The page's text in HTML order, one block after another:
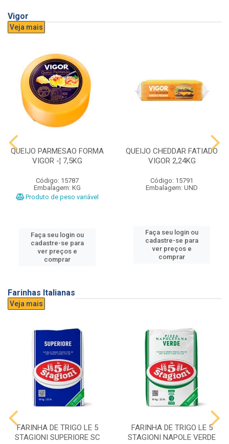
Vigor
Veja mais
QUEIJO PARMESAO FORMA
VIGOR -¦ 7,5KG
Código: 15787
Embalagem: KG
Produto de peso variável
Faça seu login ou
cadastre-se para
ver preços e
comprar
QUEIJO CHEDDAR FATIADO
VIGOR 2,24KG
Código: 15791
Embalagem: UND
Faça seu login ou
cadastre-se para
ver preços e
comprar
Farinhas Italianas
Veja mais
FARINHA DE TRIGO LE 5
STAGIONI SUPERIORE SC
FARINHA DE TRIGO LE 5
STAGIONI NAPOLE VERDE